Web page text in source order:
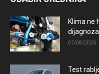
Klima ne
07/08/2026
Test